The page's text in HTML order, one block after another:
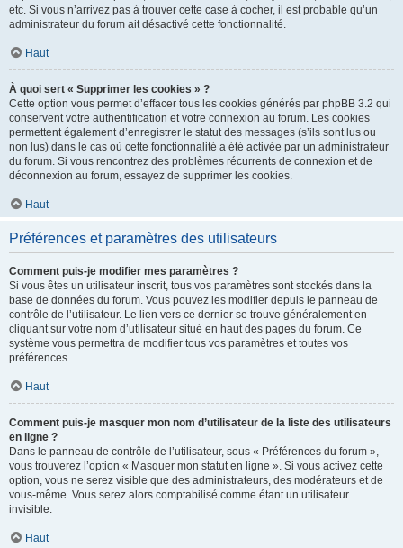
etc. Si vous n’arrivez pas à trouver cette case à cocher, il est probable qu’un
administrateur du forum ait désactivé cette fonctionnalité.
Haut
À quoi sert « Supprimer les cookies » ?
Cette option vous permet d’effacer tous les cookies générés par phpBB 3.2 qui
conservent votre authentification et votre connexion au forum. Les cookies
permettent également d’enregistrer le statut des messages (s’ils sont lus ou
non lus) dans le cas où cette fonctionnalité a été activée par un administrateur
du forum. Si vous rencontrez des problèmes récurrents de connexion et de
déconnexion au forum, essayez de supprimer les cookies.
Haut
Préférences et paramètres des utilisateurs
Comment puis-je modifier mes paramètres ?
Si vous êtes un utilisateur inscrit, tous vos paramètres sont stockés dans la
base de données du forum. Vous pouvez les modifier depuis le panneau de
contrôle de l’utilisateur. Le lien vers ce dernier se trouve généralement en
cliquant sur votre nom d’utilisateur situé en haut des pages du forum. Ce
système vous permettra de modifier tous vos paramètres et toutes vos
préférences.
Haut
Comment puis-je masquer mon nom d’utilisateur de la liste des utilisateurs
en ligne ?
Dans le panneau de contrôle de l’utilisateur, sous « Préférences du forum »,
vous trouverez l’option « Masquer mon statut en ligne ». Si vous activez cette
option, vous ne serez visible que des administrateurs, des modérateurs et de
vous-même. Vous serez alors comptabilisé comme étant un utilisateur
invisible.
Haut